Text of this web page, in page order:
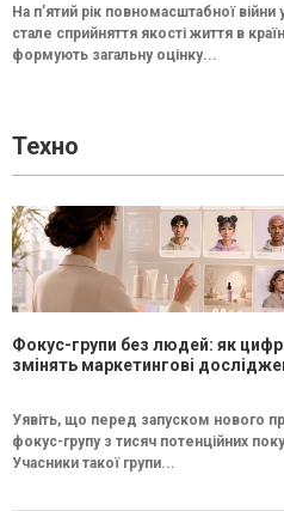
На п’ятий рік повномасштабної війни
стале сприйняття якості життя в
формують загальну оцінку...
Техно
Фокус-групи без людей: як
змінять маркетингові
Уявіть, що перед запуском нового
фокус-групу з тисяч потенційних
Учасники такої групи...